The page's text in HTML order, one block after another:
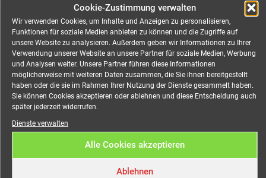
Cookie-Zustimmung verwalten
Wir verwenden Cookies, um Inhalte und Anzeigen zu personalisieren,
Funktionen für soziale Medien anbieten zu können und die Zugriffe auf
unsere Website zu analysieren. Außerdem geben wir Informationen zu Ihrer
Verwendung unserer Website an unsere Partner für soziale Medien, Werbung
und Analysen weiter. Unsere Partner führen diese Informationen
möglicherweise mit weiteren Daten zusammen, die Sie ihnen bereitgestellt
haben oder die sie im Rahmen Ihrer Nutzung der Dienste gesammelt haben.
Sie können Cookies akzeptieren oder ablehnen und diese Entscheidung auch
später jederzeit widerrufen.
Dienste verwalten
Alle Cookies akzeptieren
Ablehnen
CEE 16A Kabel, 5-pol,
5×2,5mm², 25,0 Meter
mieten
SiRoX Verlängerung, schwarz, 25 m, 1x CEE-Stecker
und Kupplung, H07RN-F 5G2,5, 16 A
Ausgezeichnet durch hochwertige Verarbeitung und
besondere Langlebigkeit, überzeugt SiRoX® Kabel